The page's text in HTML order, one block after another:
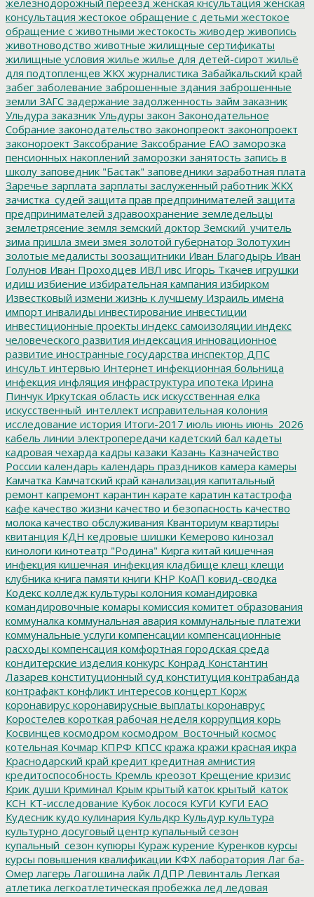
консультация жестокое обращение с детьми жестокое
обращение с животными жестокость живодер живопись
животноводство животные жилищные сертификаты
жилищные условия жилье жилье для детей-сирот жильё
для подтопленцев ЖКХ журналистика Забайкальский край
забег заболевание заброшенные здания заброшенные
земли ЗАГС задержание задолженность займ заказник
Ульдура заказник Ульдуры закон Законодательное
Собрание законодательство законопреокт законопроект
законороект Заксобрание Заксобрание ЕАО заморозка
пенсионных накоплений заморозки занятость запись в
школу заповедник "Бастак" заповедники заработная плата
Заречье зарплата зарплаты заслуженный работник ЖКХ
зачистка_судей защита прав предпринимателей защита
предпринимателей здравоохранение земледельцы
землетрясение земля земский доктор Земский_учитель
зима пришла змеи змея золотой губернатор Золотухин
золотые медалисты зоозащитники Иван Благодырь Иван
Голунов Иван Проходцев ИВЛ ивс Игорь Ткачев игрушки
идиш избиение избирательная кампания избирком
Известковый измени жизнь к лучшему Израиль имена
импорт инвалиды инвестирование инвестиции
инвестиционные проекты индекс самоизоляции индекс
человеческого развития индексация инновационное
развитие иностранные государства инспектор ДПС
инсульт интервью Интернет инфекционная больница
инфекция инфляция инфраструктура ипотека Ирина
Пинчук Иркутская область иск искусственная елка
искусственный_интеллект исправительная колония
исследование история Итоги-2017 июль июнь июнь_2026
кабель линии электропередачи кадетский бал кадеты
кадровая чехарда кадры казаки Казань Казначейство
России календарь календарь праздников камера камеры
Камчатка Камчатский край канализация капитальный
ремонт капремонт карантин карате каратин катастрофа
кафе качество жизни качество и безопасность качество
молока качество обслуживания Кванториум квартиры
квитанция КДН кедровые шишки Кемерово кинозал
кинологи кинотеатр "Родина" Кирга китай кишечная
инфекция кишечная_инфекция кладбище клещ клещи
клубника книга памяти книги КНР КоАП ковид-сводка
Кодекс колледж культуры колония командировка
командировочные комары комиссия комитет образования
коммуналка коммунальная авария коммунальные платежи
коммунальные услуги компенсации компенсационные
расходы компенсация комфортная городская среда
кондитерские изделия конкурс Конрад Константин
Лазарев конституционный суд конституция контрабанда
контрафакт конфликт интересов концерт Корж
коронавирус коронавирусные выплаты коронаврус
Коростелев короткая рабочая неделя коррупция корь
Косвинцев космодром космодром_Восточный космос
котельная Кочмар КПРФ КПСС кража кражи красная икра
Краснодарский край кредит кредитная амнистия
кредитоспособность Кремль креозот Крещение кризис
Крик души Криминал Крым крытый каток крытый_каток
КСН КТ-исследование Кубок лосося КУГИ КУГИ ЕАО
Кудесник кудо кулинария Кульдкр Кульдур культура
культурно досуговый центр купальный сезон
купальный_сезон купюры Кураж курение Куренков курсы
курсы повышения квалификации КФХ лаборатория Лаг ба-
Омер лагерь Лагошина лайк ЛДПР Левинталь Легкая
атлетика легкоатлетическая пробежка лед ледовая